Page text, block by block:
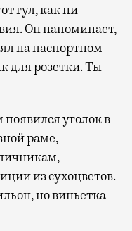
гул, как ни
Он напоминает,
на паспортном
для розетки. Ты
уголок в
раме,
из сухоцветов.
но виньетка